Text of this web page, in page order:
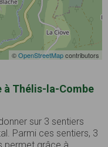
©OpenStreetMapcontributors
à Thélis-la-Combe
sur 3 sentiers
Parmi ces sentiers, 3